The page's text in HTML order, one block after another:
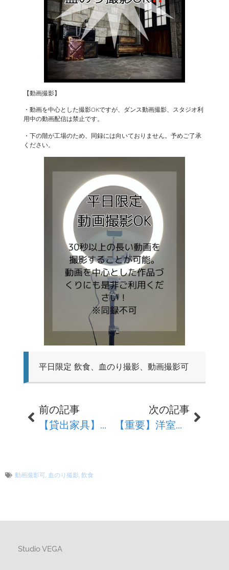
【動画撮影】
・動画を中心とした撮影OKですが、ダンス動画撮影、スタジオ利
用中の動画配信は禁止です。
・下の階が工場のため、同録には向いておりません。予めご了承
ください。
平日限定 飲食、血のり撮影、動画撮影可
前の記事
【貸出家具】セット内にある家具以外にも使える家具多数あります！
次の記事
【重要】洋室の家具変更期間について
動画撮影可, 血のり撮影,飲食
Studio VEGA